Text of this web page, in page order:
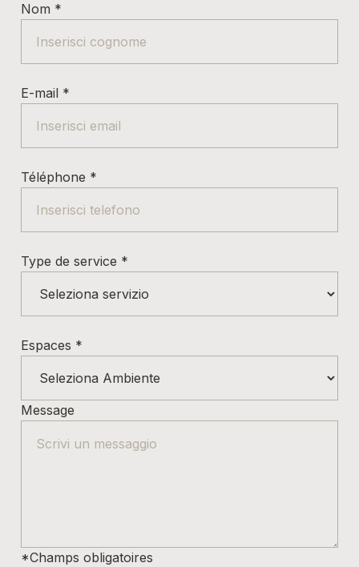
Nom *
E-mail *
Téléphone *
Type de service *
Espaces *
Message
*Champs obligatoires